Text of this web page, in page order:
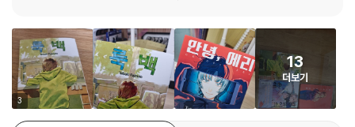
3
13
더보기